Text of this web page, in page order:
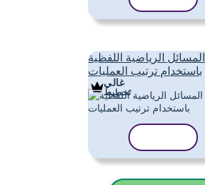
المسائل الرياضية اللفظية
باستخدام ترتيب العمليات
غالي
تَخطِيط